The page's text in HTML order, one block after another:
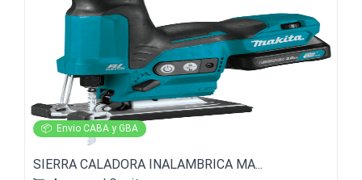
📦 Envio CABA y GBA
SIERRA CALADORA INALAMBRICA MA...